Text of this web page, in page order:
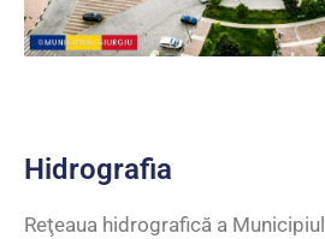
Hidrografia
Reţeaua hidrografică a